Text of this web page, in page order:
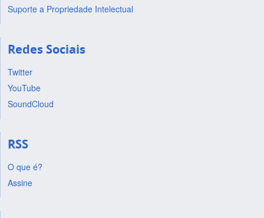
Suporte a Propriedade Intelectual
Redes Sociais
Twitter
YouTube
SoundCloud
RSS
O que é?
Assine